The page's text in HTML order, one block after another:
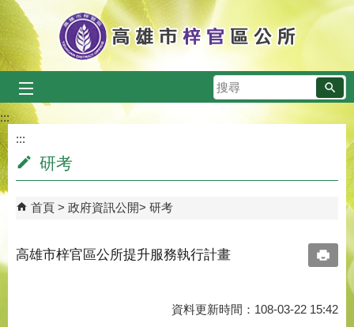
跳到主要內容區塊
搜
尋
:::
:::
研考
首頁 政府資訊公開 研考
高雄市梓官區公所提升服務執行計畫
資料更新時間：108-03-22 15:42